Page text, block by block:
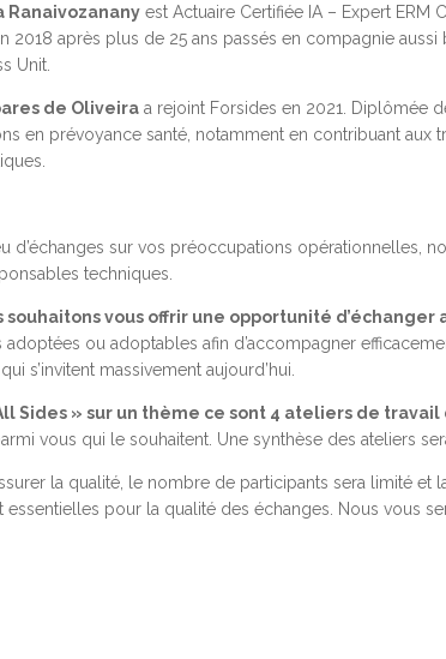
Ranaivozanany est Actuaire Certifiée IA – Expert ERM
2018 après plus de 25 ans passés en compagnie
Unit.
de Oliveira a rejoint Forsides en 2021. Diplômée
en prévoyance santé, notamment en contribuant aux
d’échanges sur vos préoccupations opérationnelles,
techniques.
souhaitons vous offrir une opportunité
adoptées ou adoptables afin d’accompagner
s’invitent massivement aujourd’hui.
Sides » sur un thème ce sont 4 ateliers de
vous qui le souhaitent. Une synthèse des ateliers
la qualité, le nombre de participants sera limité et
essentielles pour la qualité des échanges. Nous vous